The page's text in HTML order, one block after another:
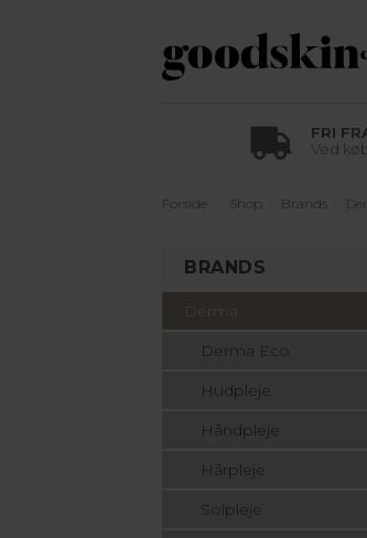
FRI
Ved
Forside Shop Brands
BRANDS
Derma
Derma Eco
Hudpleje
Håndpleje
Hårpleje
Solpleje